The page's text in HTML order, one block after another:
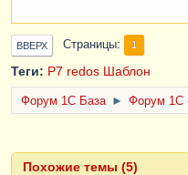
ВВЕРХ Страницы 1
Теги: Р7 redos Шаблон
Форум 1C База ► Форум 1С
Похожие темы (5)